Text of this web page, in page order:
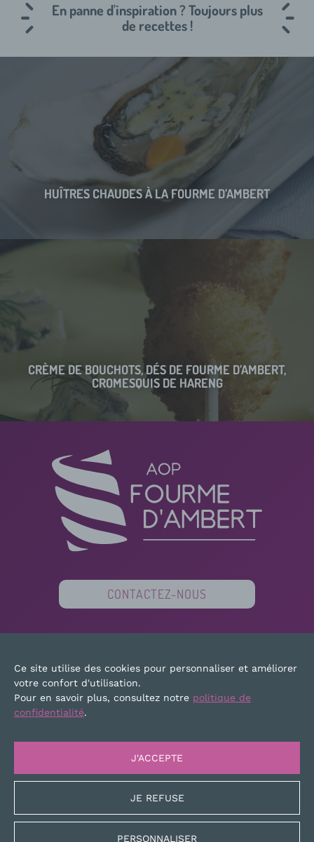
En panne d'inspiration ? Toujours plus
de recettes !
HUÎTRES CHAUDES À LA FOURME D’AMBERT
CRÈME DE BOUCHOTS, DÉS DE FOURME D’AMBERT,
CROMESQUIS DE HARENG
CONTACTEZ-NOUS
PLAN DU SITE MENTIONS LÉGALES
Ce site utilise des cookies pour personnaliser et améliorer
votre confort d'utilisation.
Pour en savoir plus, consultez notre politique de
confidentialité.
J'ACCEPTE
JE REFUSE
PERSONNALISER